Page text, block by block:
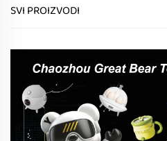
SVI PROIZVODI